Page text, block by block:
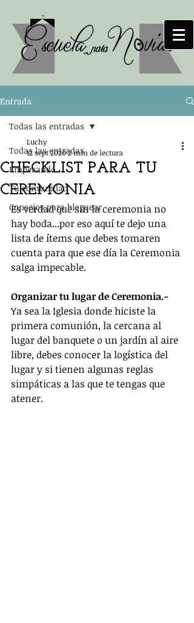
Entrada
Todas las entradas
Empezando
Tu comunidad
Consejos para bloguear
Todas las entradas
CHECKLIST PARA TU
CEREMONIA
Luchy
12 sept 20202 min de lectura
Es verdad que sin la ceremonia no
hay boda...por eso aquí te dejo una
lista de ítems que debes tomaren
cuenta para que ese día la Ceremonia
salga impecable.
Organizar tu lugar de Ceremonia.-
Ya sea la Iglesia donde hiciste la
primera comunión, la cercana al
lugar del banquete o un jardín al aire
libre, debes conocer la logística del
lugar y si tienen algunas reglas
simpáticas a las que te tengas que
atener.